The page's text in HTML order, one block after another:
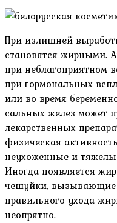
При излишней
становятся жирными.
при неблагоприятном
при гормональных
или во время
сальных желез может
лекарственных
физическая
неухоженные и
Иногда появляется
чешуйки, вызывающие
правильного ухода
неопрятно.